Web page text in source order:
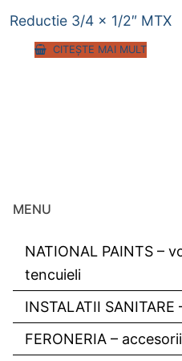
Reductie 3/4 x 1/2″ MTX
CITEȘTE MAI MULT
MENU
NATIONAL PAINTS –
tencuieli
INSTALATII SANITARE
FERONERIA –